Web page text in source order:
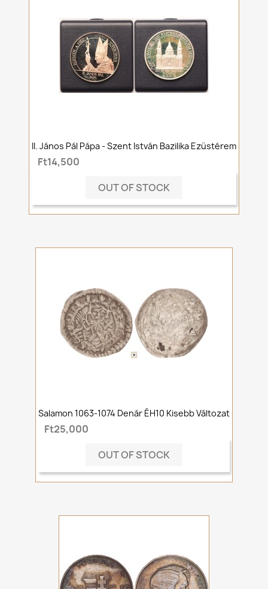
II. János Pál Pápa - Szent István Bazilika Ezüstérem
Ft14,500
OUT OF STOCK
Salamon 1063-1074 Denár ÉH10 Kisebb Változat
Ft25,000
OUT OF STOCK